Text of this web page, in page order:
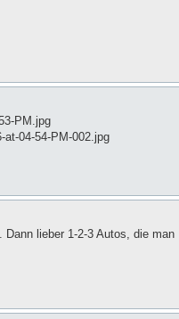
PM.jpg
04-54-PM-002.jpg
lieber 1-2-3 Autos, die man